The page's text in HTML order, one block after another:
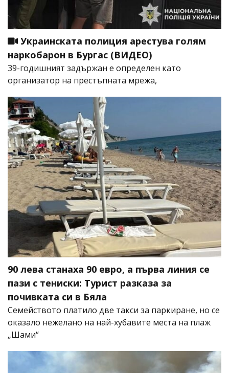
Украинската полиция арестува голям
наркобарон в Бургас (ВИДЕО)
39-годишният задържан е определен като
организатор на престъпната мрежа,
90 лева станаха 90 евро, а първа линия се
пази с тениски: Турист разказа за
почивката си в Бяла
Семейството платило две такси за паркиране, но се
оказало нежелано на най-хубавите места на плаж
„Шами“